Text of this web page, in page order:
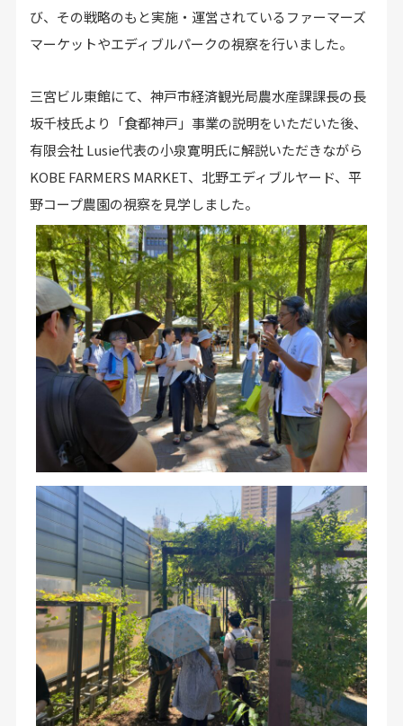
び、その戦略のもと実施・運営されているファーマーズ
マーケットやエディブルパークの視察を行いました。
三宮ビル東館にて、神戸市経済観光局農水産課課長の長
坂千枝氏より「食都神戸」事業の説明をいただいた後、
有限会社 Lusie代表の小泉寛明氏に解説いただきながら
KOBE FARMERS MARKET、北野エディブルヤード、平
野コープ農園の視察を見学しました。